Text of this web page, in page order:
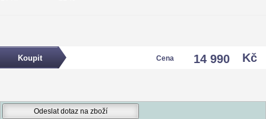
Cena 14 990 Kč